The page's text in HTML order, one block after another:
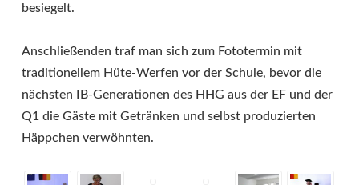
besiegelt.
Anschließenden traf man sich zum Fototermin mit
traditionellem Hüte-Werfen vor der Schule, bevor die
nächsten IB-Generationen des HHG aus der EF und der
Q1 die Gäste mit Getränken und selbst produzierten
Häppchen verwöhnten.